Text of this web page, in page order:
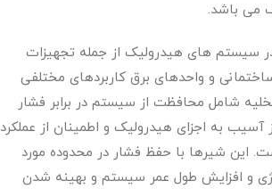
می باشد.
سیستم های هیدرولیک از جمله تجهیزات
و واحدهای برق کاربردهای مختلفی
شامل محافظت از سیستم در برابر فشار
آسیب به اجزای هیدرولیک و اطمینان از عملکرد
این شیرها با حفظ فشار در محدوده مورد
و افزایش طول عمر سیستم و بهینه شدن